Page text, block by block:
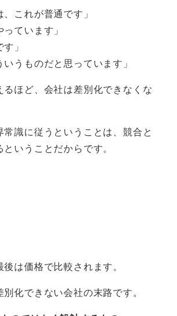
、これが普通です」
っています」
」
いうものだと思っています」
るほど、会社は差別化できなくな
常識に従うということは、競合と
ということだからです。
は価格で比較されます。
化できない会社の末路です。